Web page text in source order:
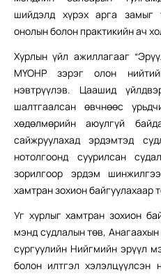
шийдэлд хүрэх арга замыг
онолын болон практикийн ач
Хурлын үйл ажиллагааг
МҮОНР зэрэг олон
нэвтрүүлэв. Цаашид
шалтгаалсан өвчнөөс
хөдөлмөрийн аюулгүй
сайжруулахад эрдэмтэд
нотолгоонд суурилсан
зорилгоор эрдэм
хамтран зохион байгуулахаар
Уг хурлыг хамтран зохион
мэнд судлалын төв,
сургуулийн Нийгмийн эрүүл
болон илтгэл хэлэлцүүлсэн